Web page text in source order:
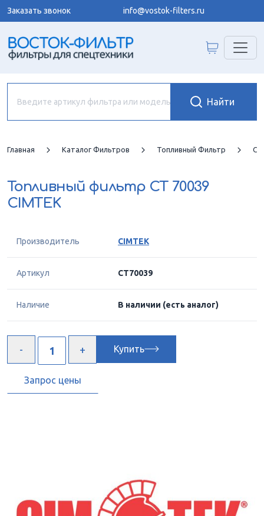
Заказать звонок info@vostok-filters.ru
Главная Каталог Фильтров Топливный Фильтр
Топливный фильтр CT 70039
CIMTEK
Производитель CIMTEK
Артикул CT70039
Наличие В наличии (есть аналог)
Купить
Запрос цены